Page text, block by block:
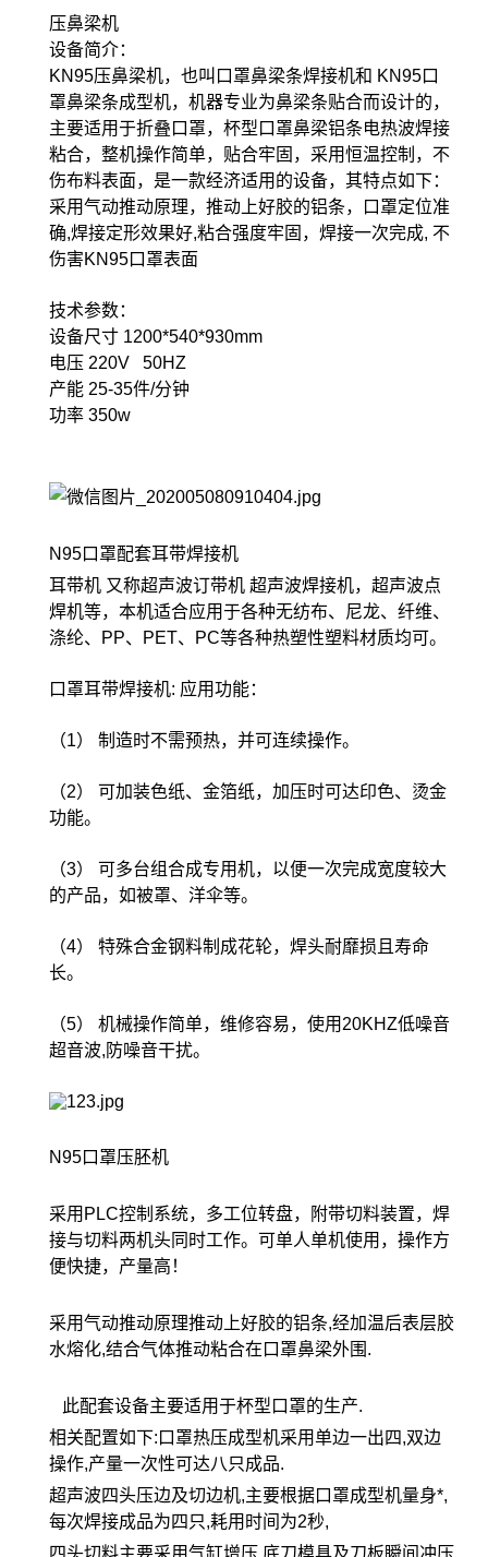
压鼻梁机
设备简介：
KN95压鼻梁机，也叫口罩鼻梁条焊接机和 KN95口
罩鼻梁条成型机，机器专业为鼻梁条贴合而设计的，
主要适用于折叠口罩，杯型口罩鼻梁铝条电热波焊接
粘合，整机操作简单，贴合牢固，采用恒温控制，不
伤布料表面，是一款经济适用的设备，其特点如下：
采用气动推动原理，推动上好胶的铝条，口罩定位准
确,焊接定形效果好,粘合强度牢固，焊接一次完成, 不
伤害KN95口罩表面
技术参数：
设备尺寸 1200*540*930mm
电压 220V 50HZ
产能 25-35件/分钟
功率 350w
N95口罩配套耳带焊接机
耳带机 又称超声波订带机 超声波焊接机，超声波点
焊机等，本机适合应用于各种无纺布、尼龙、纤维、
涤纶、PP、PET、PC等各种热塑性塑料材质均可。
口罩耳带焊接机: 应用功能：
（1） 制造时不需预热，并可连续操作。
（2） 可加装色纸、金箔纸，加压时可达印色、烫金
功能。
（3） 可多台组合成专用机，以便一次完成宽度较大
的产品，如被罩、洋伞等。
（4） 特殊合金钢料制成花轮，焊头耐靡损且寿命
长。
（5） 机械操作简单，维修容易，使用20KHZ低噪音
超音波,防噪音干扰。
N95口罩压胚机
采用PLC控制系统，多工位转盘，附带切料装置，焊
接与切料两机头同时工作。可单人单机使用，操作方
便快捷，产量高！
采用气动推动原理推动上好胶的铝条,经加温后表层胶
水熔化,结合气体推动粘合在口罩鼻梁外围.
此配套设备主要适用于杯型口罩的生产.
相关配置如下:口罩热压成型机采用单边一出四,双边
操作,产量一次性可达八只成品.
超声波四头压边及切边机,主要根据口罩成型机量身*,
每次焊接成品为四只,耗用时间为2秒,
四头切料主要采用气缸增压,底刀模具及刀板瞬间冲压